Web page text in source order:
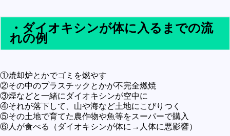
プログラミング(C言語)
プログラミング(VBA)
プログラミング(PHP)
プログラミング(JavaScript)
・ダイオキシンが体に入るまでの流
れの例
①焼却炉とかでゴミを燃やす
②その中のプラスチックとかが不完全燃焼
③煙などと一緒にダイオキシンが空中に
④それが落下して、山や海など土地にこびりつく
⑤その土地で育てた農作物や魚等をスーパーで購入
⑥人が食べる（ダイオキシンが体に→人体に悪影響）